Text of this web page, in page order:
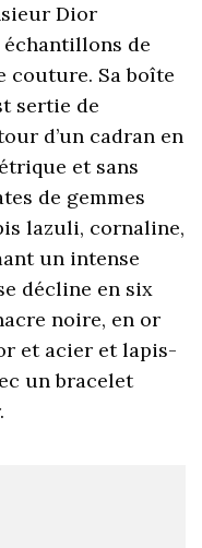
Dior
de
couture. Sa boîte
sertie de
d’un cadran en
et sans
de gemmes
lazuli, cornaline,
un intense
décline en six
noire, en or
et acier et lapis-
un bracelet